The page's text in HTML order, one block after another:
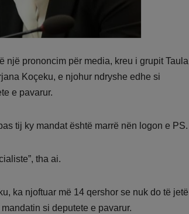
një prononcim për media, kreu i grupit
Koçeku, e njohur ndryshe edhe si
e pavarur.
tij ky mandat është marrë nën logon e PS.
tha ai.
ka njoftuar më 14 qershor se nuk do të
si deputete e pavarur.